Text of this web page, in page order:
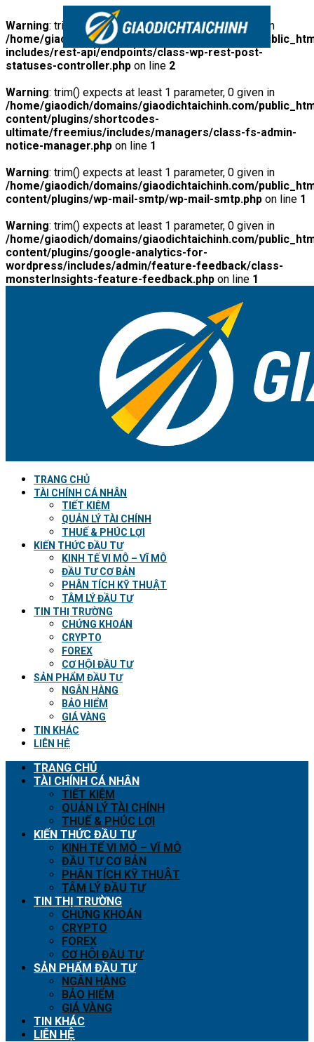
Warning: trim() expects at least 1 parameter, 0 given in
/home/giaodich/domains/giaodichtaichinh.com/
includes/rest-api/endpoints/class-wp-rest-post-
statuses-controller.php on line 2
Warning: trim() expects at least 1 parameter, 0 given in
/home/giaodich/domains/giaodichtaichinh.com/
content/plugins/shortcodes-
ultimate/freemius/includes/managers/class-fs-admin-
notice-manager.php on line 1
Warning: trim() expects at least 1 parameter, 0 given in
/home/giaodich/domains/giaodichtaichinh.com/
content/plugins/wp-mail-smtp/wp-mail-smtp.php on line 1
Warning: trim() expects at least 1 parameter, 0 given in
/home/giaodich/domains/giaodichtaichinh.com/
content/plugins/google-analytics-for-
wordpress/includes/admin/feature-feedback/class-
monsterInsights-feature-feedback.php on line 1
TRANG CHỦ
TÀI CHÍNH CÁ NHÂN
TIẾT KIỆM
QUẢN LÝ TÀI CHÍNH
THUẾ & PHÚC LỢI
KIẾN THỨC ĐẦU TƯ
KINH TẾ VI MÔ – VĨ MÔ
ĐẦU TƯ CƠ BẢN
PHÂN TÍCH KỸ THUẬT
TÂM LÝ ĐẦU TƯ
TIN THỊ TRƯỜNG
CHỨNG KHOÁN
CRYPTO
FOREX
CƠ HỘI ĐẦU TƯ
SẢN PHẨM ĐẦU TƯ
NGÂN HÀNG
BẢO HIỂM
GIÁ VÀNG
TIN KHÁC
LIÊN HỆ
TRANG CHỦ
TÀI CHÍNH CÁ NHÂN
TIẾT KIỆM
QUẢN LÝ TÀI CHÍNH
THUẾ & PHÚC LỢI
KIẾN THỨC ĐẦU TƯ
KINH TẾ VI MÔ – VĨ MÔ
ĐẦU TƯ CƠ BẢN
PHÂN TÍCH KỸ THUẬT
TÂM LÝ ĐẦU TƯ
TIN THỊ TRƯỜNG
CHỨNG KHOÁN
CRYPTO
FOREX
CƠ HỘI ĐẦU TƯ
SẢN PHẨM ĐẦU TƯ
NGÂN HÀNG
BẢO HIỂM
GIÁ VÀNG
TIN KHÁC
LIÊN HỆ